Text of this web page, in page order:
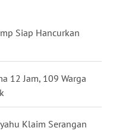
Siap Hancurkan
12 Jam, 109 Warga
Klaim Serangan